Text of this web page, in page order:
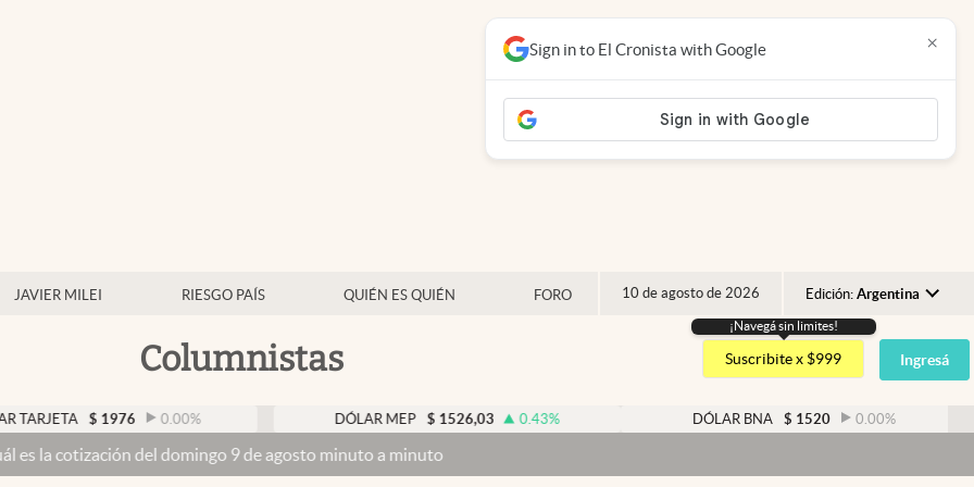
JAVIER MILEI RIESGO PAÍS QUIÉN ES QUIÉN FORO 10 de agosto de 2026 Edición: Argentina
Argentina
España
USA
Columnistas
¡Navegá sin limites!
Suscribite x $999 Ingresá
$ 1976 0.00% DÓLAR MEP $ 1526,03 0.43% DÓLAR BNA $ 1520 0.00%
del domingo 9 de agosto minuto a minuto
Sign in to El Cronista with Google ×